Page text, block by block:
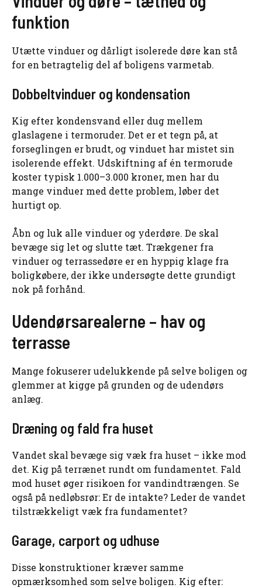
funktion
Utætte vinduer og dårligt isolerede døre kan stå
for en betragtelig del af boligens varmetab.
Dobbeltvinduer og kondensation
Kig efter kondensvand eller dug mellem
glaslagene i termoruder. Det er et tegn på, at
forseglingen er brudt, og vinduet har mistet sin
isolerende effekt. Udskiftning af én termorude
koster typisk 1.000–3.000 kroner, men har du
mange vinduer med dette problem, løber det
hurtigt op.
Åbn og luk alle vinduer og yderdøre. De skal
bevæge sig let og slutte tæt. Trækgener fra
vinduer og terrassedøre er en hyppig klage fra
boligkøbere, der ikke undersøgte dette grundigt
nok på forhånd.
Udendørsarealerne – hav og
terrasse
Mange fokuserer udelukkende på selve boligen og
glemmer at kigge på grunden og de udendørs
anlæg.
Dræning og fald fra huset
Vandet skal bevæge sig væk fra huset – ikke mod
det. Kig på terrænet rundt om fundamentet. Fald
mod huset øger risikoen for vandindtrængen. Se
også på nedløbsrør: Er de intakte? Leder de vandet
tilstrækkeligt væk fra fundamentet?
Garage, carport og udhuse
Disse konstruktioner kræver samme
opmærksomhed som selve boligen. Kig efter: